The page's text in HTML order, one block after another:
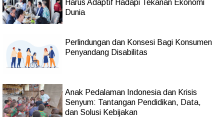
Harus Adaptif Hadapi Tekanan Ekonomi
Dunia
Perlindungan dan Konsesi Bagi Konsumen
Penyandang Disabilitas
Anak Pedalaman Indonesia dan Krisis
Senyum: Tantangan Pendidikan, Data,
dan Solusi Kebijakan